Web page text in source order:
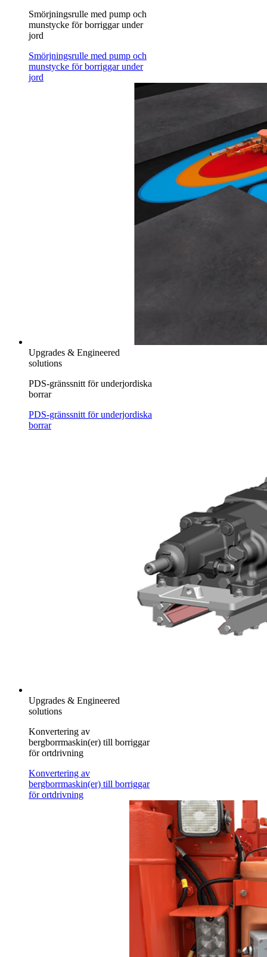
Smörjningsrulle med pump och
munstycke för borriggar under
jord
Smörjningsrulle med pump och
munstycke för borriggar under
jord
Upgrades & Engineered
solutions
PDS-gränssnitt för underjordiska
borrar
PDS-gränssnitt för underjordiska
borrar
Upgrades & Engineered
solutions
Konvertering av
bergborrmaskin(er) till borriggar
för ortdrivning
Konvertering av
bergborrmaskin(er) till borriggar
för ortdrivning